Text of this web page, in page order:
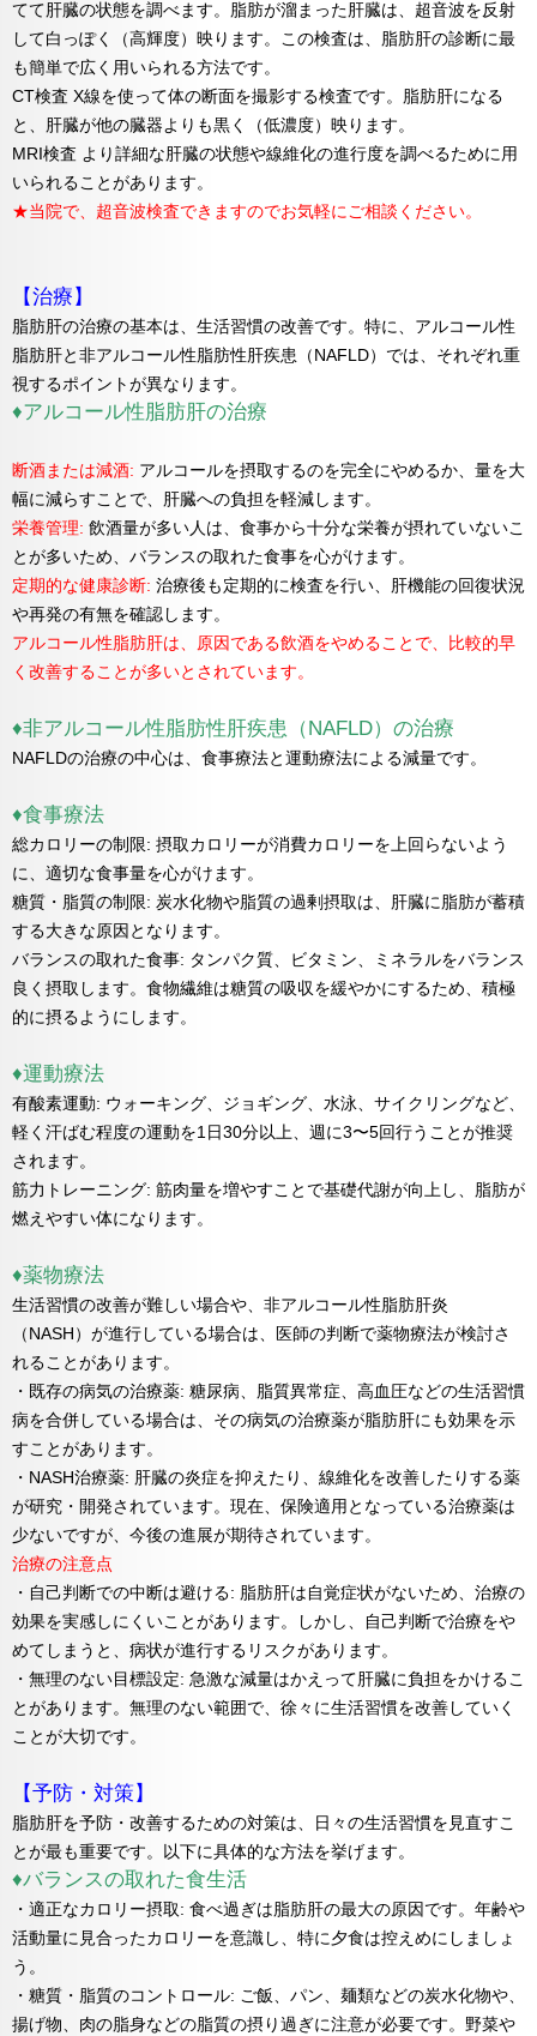
てて肝臓の状態を調べます。脂肪が溜まった肝臓は、超音波を反射
して白っぽく（高輝度）映ります。この検査は、脂肪肝の診断に最
も簡単で広く用いられる方法です。
CT検査 X線を使って体の断面を撮影する検査です。脂肪肝になる
と、肝臓が他の臓器よりも黒く（低濃度）映ります。
MRI検査 より詳細な肝臓の状態や線維化の進行度を調べるために用
いられることがあります。
★当院で、超音波検査できますのでお気軽にご相談ください。
【治療】
脂肪肝の治療の基本は、生活習慣の改善です。特に、アルコール性
脂肪肝と非アルコール性脂肪性肝疾患（NAFLD）では、それぞれ重
視するポイントが異なります。
♦アルコール性脂肪肝の治療
断酒または減酒: アルコールを摂取するのを完全にやめるか、量を大
幅に減らすことで、肝臓への負担を軽減します。
栄養管理: 飲酒量が多い人は、食事から十分な栄養が摂れていないこ
とが多いため、バランスの取れた食事を心がけます。
定期的な健康診断: 治療後も定期的に検査を行い、肝機能の回復状況
や再発の有無を確認します。
アルコール性脂肪肝は、原因である飲酒をやめることで、比較的早
く改善することが多いとされています。
♦非アルコール性脂肪性肝疾患（NAFLD）の治療
NAFLDの治療の中心は、食事療法と運動療法による減量です。
♦食事療法
総カロリーの制限: 摂取カロリーが消費カロリーを上回らないよう
に、適切な食事量を心がけます。
糖質・脂質の制限: 炭水化物や脂質の過剰摂取は、肝臓に脂肪が蓄積
する大きな原因となります。
バランスの取れた食事: タンパク質、ビタミン、ミネラルをバランス
良く摂取します。食物繊維は糖質の吸収を緩やかにするため、積極
的に摂るようにします。
♦運動療法
有酸素運動: ウォーキング、ジョギング、水泳、サイクリングなど、
軽く汗ばむ程度の運動を1日30分以上、週に3〜5回行うことが推奨
されます。
筋力トレーニング: 筋肉量を増やすことで基礎代謝が向上し、脂肪が
燃えやすい体になります。
♦薬物療法
生活習慣の改善が難しい場合や、非アルコール性脂肪肝炎
（NASH）が進行している場合は、医師の判断で薬物療法が検討さ
れることがあります。
・既存の病気の治療薬: 糖尿病、脂質異常症、高血圧などの生活習慣
病を合併している場合は、その病気の治療薬が脂肪肝にも効果を示
すことがあります。
・NASH治療薬: 肝臓の炎症を抑えたり、線維化を改善したりする薬
が研究・開発されています。現在、保険適用となっている治療薬は
少ないですが、今後の進展が期待されています。
治療の注意点
・自己判断での中断は避ける: 脂肪肝は自覚症状がないため、治療の
効果を実感しにくいことがあります。しかし、自己判断で治療をや
めてしまうと、病状が進行するリスクがあります。
・無理のない目標設定: 急激な減量はかえって肝臓に負担をかけるこ
とがあります。無理のない範囲で、徐々に生活習慣を改善していく
ことが大切です。
【予防・対策】
脂肪肝を予防・改善するための対策は、日々の生活習慣を見直すこ
とが最も重要です。以下に具体的な方法を挙げます。
♦バランスの取れた食生活
・適正なカロリー摂取: 食べ過ぎは脂肪肝の最大の原因です。年齢や
活動量に見合ったカロリーを意識し、特に夕食は控えめにしましょ
う。
・糖質・脂質のコントロール: ご飯、パン、麺類などの炭水化物や、
揚げ物、肉の脂身などの脂質の摂り過ぎに注意が必要です。野菜や